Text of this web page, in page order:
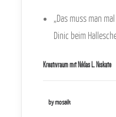
„Das muss man
Dinic beim
Kreativraum mit Niklas L. Niskate
by mosaik